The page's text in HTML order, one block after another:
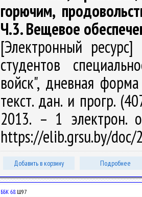
горючим,
Ч.3. Вещевое
[Электронный
студентов
войск", дневная
текст. дан. и прогр.
2013. – 1 электрон.
https://elib.grsu.by/doc/
Добавить в корзину Подробнее
ББК 68.Ш97